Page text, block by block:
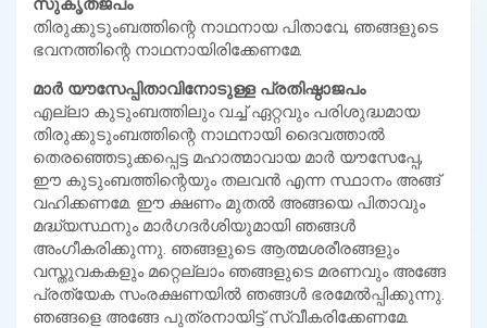
സുകൃതജപം
തിരുക്കുടുംബത്തിന്റെ നാഥനായ പിതാവേ, ഞങ്ങളുടെ
ഭവനത്തിന്റെ നാഥനായിരിക്കേണമേ.
മാര്‍ യൗസേപ്പിതാവിനോടുള്ള പ്രതിഷ്ഠാജപം
എല്ലാ കുടുംബത്തിലും വച്ച് ഏറ്റവും പരിശുദ്ധമായ
തിരുക്കുടുംബത്തിന്റെ നാഥനായി ദൈവത്താല്‍
തെരഞ്ഞെടുക്കപ്പെട്ട മഹാത്മാവായ മാര്‍ യൗസേപ്പേ,
ഈ കുടുംബത്തിന്റെയും തലവന്‍ എന്ന സ്ഥാനം അങ്ങ്
വഹിക്കണമേ. ഈ ക്ഷണം മുതല്‍ അങ്ങയെ പിതാവും
മദ്ധ്യസ്ഥനും മാര്‍ഗദര്‍ശിയുമായി ഞങ്ങള്‍
അംഗീകരിക്കുന്നു. ഞങ്ങളുടെ ആത്മശരീരങ്ങളും
വസ്തുവകകളും മറ്റെല്ലാം ഞങ്ങളുടെ മരണവും അങ്ങേ
പ്രത്യേക സംരക്ഷണയില്‍ ഞങ്ങള്‍ ഭരമേല്‍പ്പിക്കുന്നു.
ഞങ്ങളെ അങ്ങേ പുത്രനായിട്ട് സ്വീകരിക്കേണമേ.